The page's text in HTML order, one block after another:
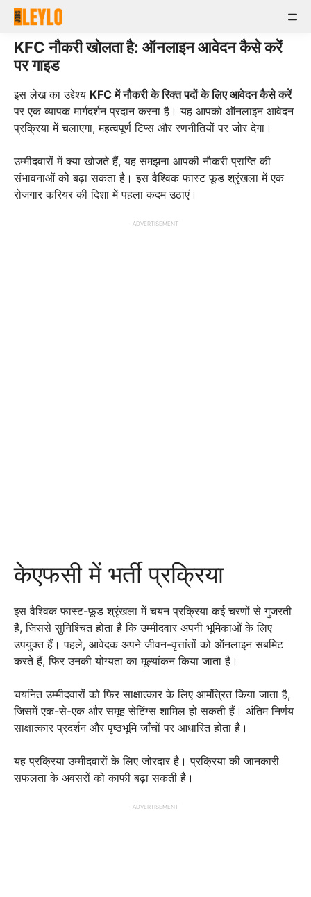
Skip
content
KFC नौकरी खोलता है: ऑनलाइन आवेदन कैसे करें
पर गाइड
इस लेख का उद्देश्य KFC में नौकरी के रिक्त पदों के लिए आवेदन कैसे करें
पर एक व्यापक मार्गदर्शन प्रदान करना है। यह आपको ऑनलाइन आवेदन
प्रक्रिया में चलाएगा, महत्वपूर्ण टिप्स और रणनीतियों पर जोर देगा।
उम्मीदवारों में क्या खोजते हैं, यह समझना आपकी नौकरी प्राप्ति की
संभावनाओं को बढ़ा सकता है। इस वैश्विक फास्ट फूड श्रृंखला में एक
रोजगार करियर की दिशा में पहला कदम उठाएं।
ADVERTISEMENT
केएफसी में भर्ती प्रक्रिया
इस वैश्विक फास्ट-फूड श्रृंखला में चयन प्रक्रिया कई चरणों से गुजरती
है, जिससे सुनिश्चित होता है कि उम्मीदवार अपनी भूमिकाओं के लिए
उपयुक्त हैं। पहले, आवेदक अपने जीवन-वृत्तांतों को ऑनलाइन सबमिट
करते हैं, फिर उनकी योग्यता का मूल्यांकन किया जाता है।
चयनित उम्मीदवारों को फिर साक्षात्कार के लिए आमंत्रित किया जाता है,
जिसमें एक-से-एक और समूह सेटिंग्स शामिल हो सकती हैं। अंतिम निर्णय
साक्षात्कार प्रदर्शन और पृष्ठभूमि जाँचों पर आधारित होता है।
यह प्रक्रिया उम्मीदवारों के लिए जोरदार है। प्रक्रिया की जानकारी
सफलता के अवसरों को काफी बढ़ा सकती है।
ADVERTISEMENT